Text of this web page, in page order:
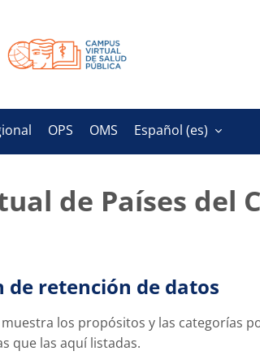
OPS OMS Español ‎(es)‎
de Países del
de retención de datos
los propósitos y las categorías
que las aquí listadas.